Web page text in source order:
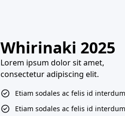
Whirinaki 2025
Lorem ipsum dolor sit amet,
consectetur adipiscing elit.
Etiam sodales ac felis id interdum
Etiam sodales ac felis id interdum